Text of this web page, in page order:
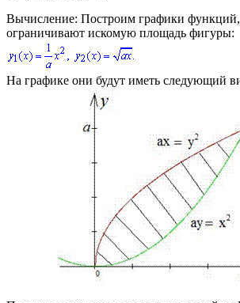
Вычисление: Построим графики
ограничивают искомую площадь фигуры:
На графике они будут иметь следующий